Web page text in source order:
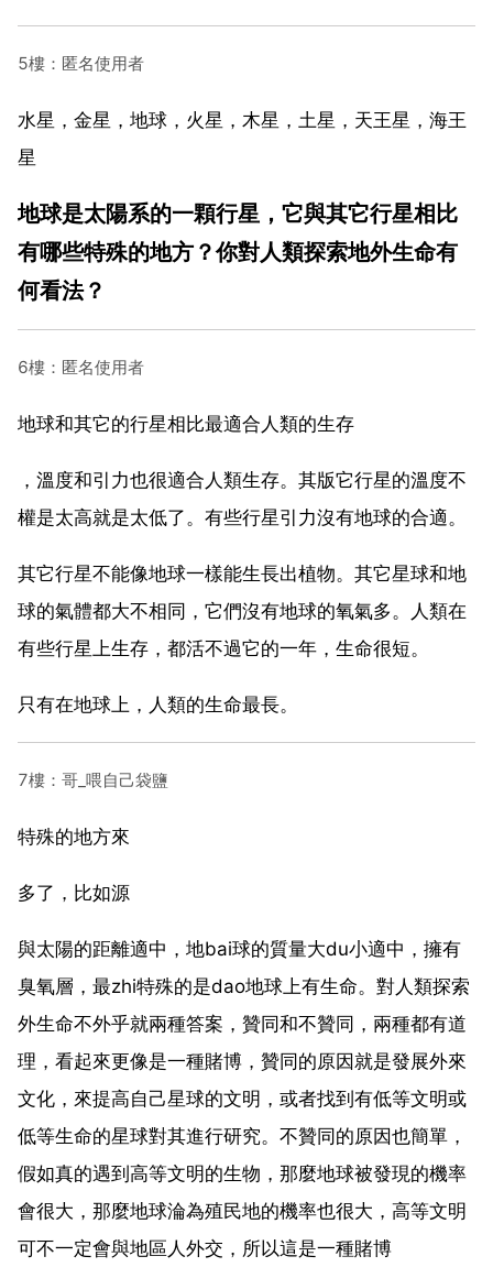
5樓：匿名使用者
水星，金星，地球，火星，木星，土星，天王星，海王
星
地球是太陽系的一顆行星，它與其它行星相比
有哪些特殊的地方？你對人類探索地外生命有
何看法？
6樓：匿名使用者
地球和其它的行星相比最適合人類的生存
，溫度和引力也很適合人類生存。其版它行星的溫度不
權是太高就是太低了。有些行星引力沒有地球的合適。
其它行星不能像地球一樣能生長出植物。其它星球和地
球的氣體都大不相同，它們沒有地球的氧氣多。人類在
有些行星上生存，都活不過它的一年，生命很短。
只有在地球上，人類的生命最長。
7樓：哥_喂自己袋鹽
特殊的地方來
多了，比如源
與太陽的距離適中，地bai球的質量大du小適中，擁有
臭氧層，最zhi特殊的是dao地球上有生命。對人類探索
外生命不外乎就兩種答案，贊同和不贊同，兩種都有道
理，看起來更像是一種賭博，贊同的原因就是發展外來
文化，來提高自己星球的文明，或者找到有低等文明或
低等生命的星球對其進行研究。不贊同的原因也簡單，
假如真的遇到高等文明的生物，那麼地球被發現的機率
會很大，那麼地球淪為殖民地的機率也很大，高等文明
可不一定會與地區人外交，所以這是一種賭博